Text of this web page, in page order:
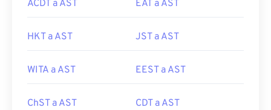
ACDT a AST EAT a AST
HKT a AST JST a AST
WITA a AST EEST a AST
ChST a AST CDT a AST